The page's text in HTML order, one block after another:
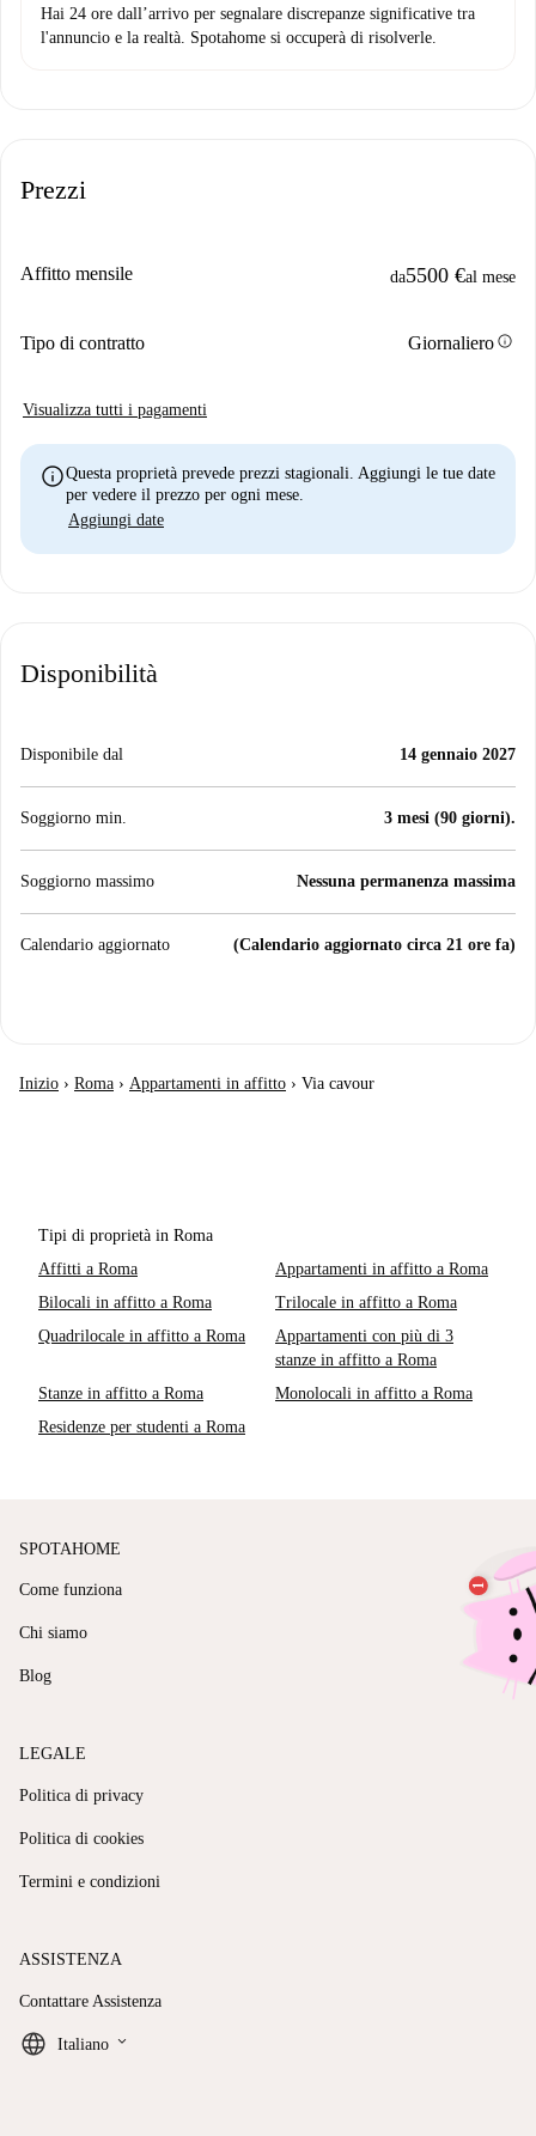
Hai 24 ore dall’arrivo per segnalare discrepanze significative tra
l'annuncio e la realtà. Spotahome si occuperà di risolverle.
Prezzi
Affitto mensile da5500 €al mese
Tipo di contratto Giornalieroinfo
Visualizza tutti i pagamenti
infoQuesta proprietà prevede prezzi stagionali. Aggiungi le tue date
per vedere il prezzo per ogni mese.
Aggiungi date
Disponibilità
Disponibile dal 14 gennaio 2027
Soggiorno min. 3 mesi (90 giorni).
Soggiorno massimo Nessuna permanenza massima
Calendario aggiornato (Calendario aggiornato circa 21 ore fa)
Inizio › Roma › Appartamenti in affitto › Via cavour
Tipi di proprietà in Roma
Affitti a Roma
Appartamenti in affitto a Roma
Bilocali in affitto a Roma
Trilocale in affitto a Roma
Quadrilocale in affitto a Roma
Appartamenti con più di 3
stanze in affitto a Roma
Stanze in affitto a Roma
Monolocali in affitto a Roma
Residenze per studenti a Roma
SPOTAHOME
Come funziona
Chi siamo
Blog
LEGALE
Politica di privacy
Politica di cookies
Termini e condizioni
ASSISTENZA
Contattare Assistenza
Italiano keyboard_arrow_down